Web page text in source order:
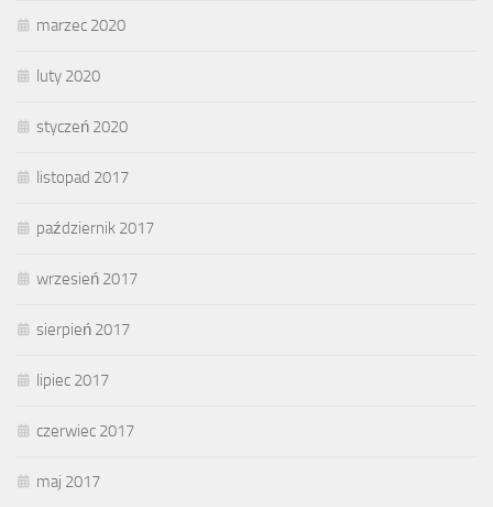
marzec 2020
luty 2020
styczeń 2020
listopad 2017
październik 2017
wrzesień 2017
sierpień 2017
lipiec 2017
czerwiec 2017
maj 2017